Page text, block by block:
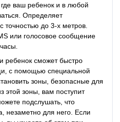
где ваш ребенок и в любой
Определяет
точностью до 3-х метров.
или голосовое сообщение
ребенок сможет быстро
с помощью специальной
зоны, безопасные для
этой зоны, вам поступит
подслушать, что
незаметно для него. Если